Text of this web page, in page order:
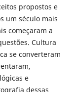
propostos e
um século mais
começaram a
Cultura
se converteram
e
dessas